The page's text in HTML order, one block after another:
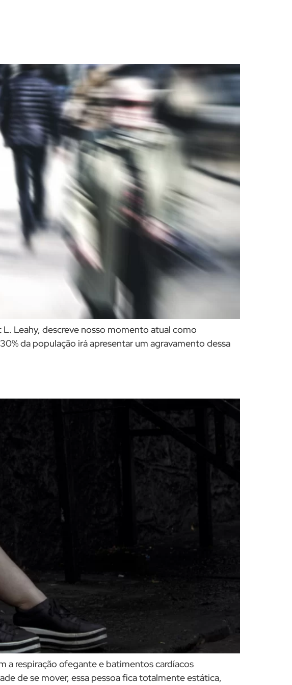
L. Leahy, descreve nosso momento atual como
da população irá apresentar um agravamento dessa
a respiração ofegante e batimentos cardíacos
de se mover, essa pessoa fica totalmente estática,